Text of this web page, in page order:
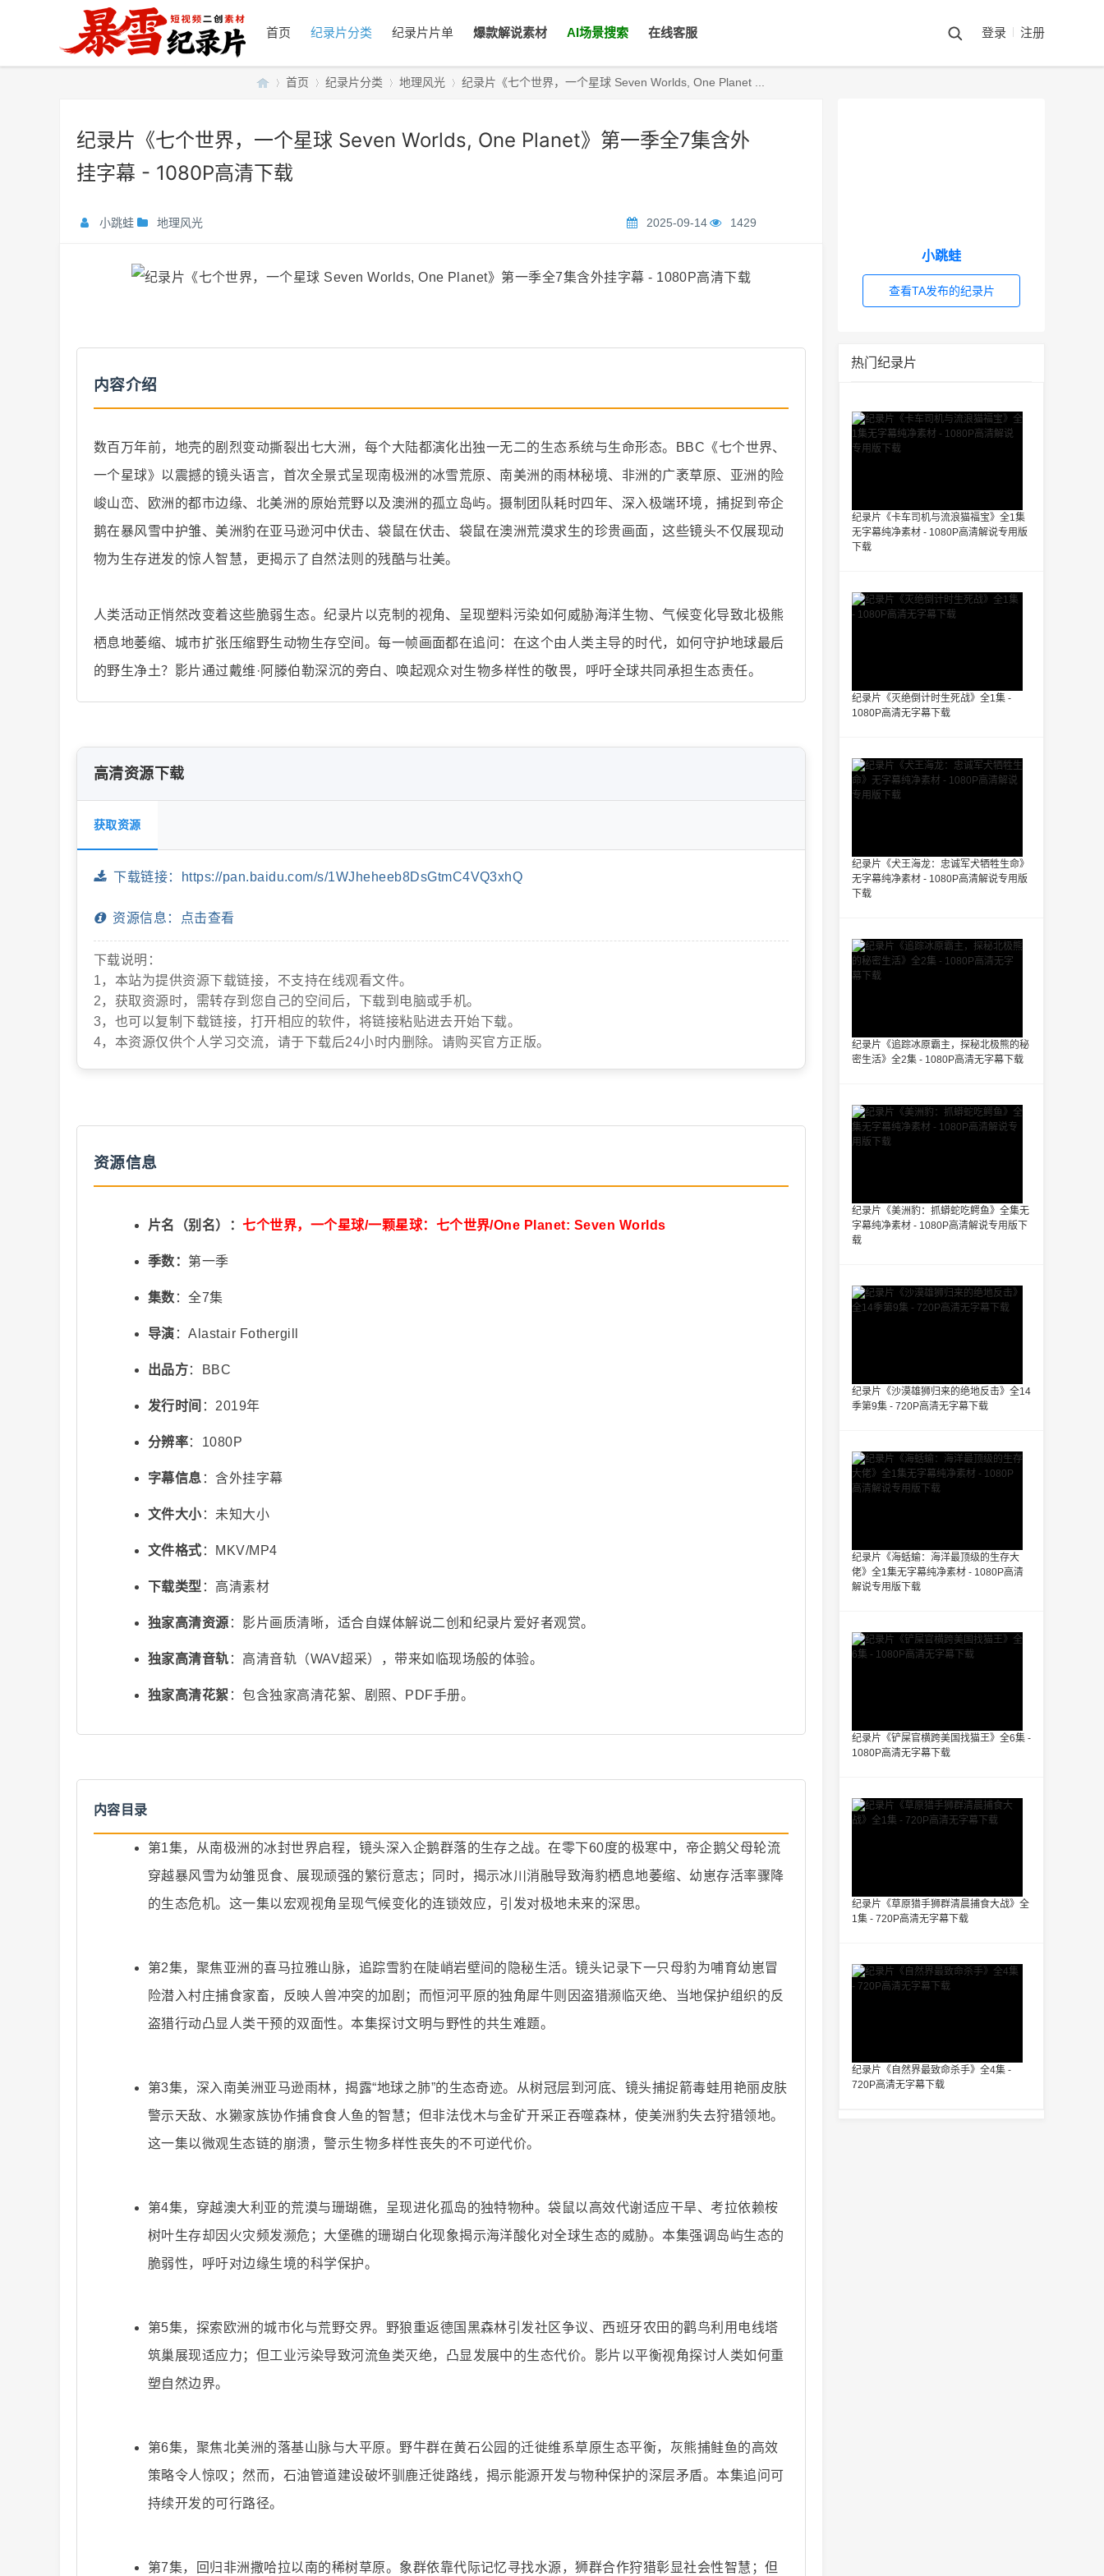
首页 纪录片分类 纪录片片单 爆款解说素材 AI场景搜索 在线客服 登录 注册
纪
录
-
视
爆
款
创
首页
›
纪录片分类 地理风光 纪录片《七个世界，一个星球 Seven Worlds, One Planet ...
纪录片《七个世界，一个星球 Seven Worlds, One Planet》第一季全7集含外
挂字幕 - 1080P高清下载
小跳蛙 地理风光 2025-09-14 1429
内容介绍
数百万年前，地壳的剧烈变动撕裂出七大洲，每个大陆都演化出独一无二的生态系统与生命形态。BBC《七个世界、
一个星球》以震撼的镜头语言，首次全景式呈现南极洲的冰雪荒原、南美洲的雨林秘境、非洲的广袤草原、亚洲的险
峻山峦、欧洲的都市边缘、北美洲的原始荒野以及澳洲的孤立岛屿。摄制团队耗时四年、深入极端环境，捕捉到帝企
鹅在暴风雪中护雏、美洲豹在亚马逊河中伏击、袋鼠在伏击、袋鼠在澳洲荒漠求生的珍贵画面，这些镜头不仅展现动
物为生存迸发的惊人智慧，更揭示了自然法则的残酷与壮美。
人类活动正悄然改变着这些脆弱生态。纪录片以克制的视角、呈现塑料污染如何威胁海洋生物、气候变化导致北极熊
栖息地萎缩、城市扩张压缩野生动物生存空间。每一帧画面都在追问：在这个由人类主导的时代，如何守护地球最后
的野生净土？影片通过戴维·阿滕伯勒深沉的旁白、唤起观众对生物多样性的敬畏，呼吁全球共同承担生态责任。
高清资源下载
获取资源
下载链接：https://pan.baidu.com/s/1WJheheeb8DsGtmC4VQ3xhQ
资源信息：点击查看
下载说明：
1，本站为提供资源下载链接，不支持在线观看文件。
2，获取资源时，需转存到您自己的空间后，下载到电脑或手机。
3，也可以复制下载链接，打开相应的软件，将链接粘贴进去开始下载。
4，本资源仅供个人学习交流，请于下载后24小时内删除。请购买官方正版。
资源信息
片名（别名）：七个世界，一个星球/一颗星球：七个世界/One Planet: Seven Worlds
季数： 第一季
集数 ：全7集
导演 ：Alastair Fothergill
出品方：BBC
发行时间 ：2019年
分辨率：1080P
字幕信息 ：含外挂字幕
文件大小：未知大小
文件格式 ：MKV/MP4
下载类型 ：高清素材
独家高清资源 ：影片画质清晰，适合自媒体解说二创和纪录片爱好者观赏。
独家高清音轨 ：高清音轨（WAV超采），带来如临现场般的体验。
独家高清花絮 ：包含独家高清花絮、剧照、PDF手册。
内容目录
第1集，从南极洲的冰封世界启程，镜头深入企鹅群落的生存之战。在零下60度的极寒中，帝企鹅父母轮流
穿越暴风雪为幼雏觅食、展现顽强的繁衍意志；同时，揭示冰川消融导致海豹栖息地萎缩、幼崽存活率骤降
的生态危机。这一集以宏观视角呈现气候变化的连锁效应，引发对极地未来的深思。
第2集，聚焦亚洲的喜马拉雅山脉，追踪雪豹在陡峭岩壁间的隐秘生活。镜头记录下一只母豹为哺育幼崽冒
险潜入村庄捕食家畜，反映人兽冲突的加剧；而恒河平原的独角犀牛则因盗猎濒临灭绝、当地保护组织的反
盗猎行动凸显人类干预的双面性。本集探讨文明与野性的共生难题。
第3集，深入南美洲亚马逊雨林，揭露“地球之肺”的生态奇迹。从树冠层到河底、镜头捕捉箭毒蛙用艳丽皮肤
警示天敌、水獭家族协作捕食食人鱼的智慧；但非法伐木与金矿开采正吞噬森林，使美洲豹失去狩猎领地。
这一集以微观生态链的崩溃，警示生物多样性丧失的不可逆代价。
第4集，穿越澳大利亚的荒漠与珊瑚礁，呈现进化孤岛的独特物种。袋鼠以高效代谢适应干旱、考拉依赖桉
树叶生存却因火灾频发濒危；大堡礁的珊瑚白化现象揭示海洋酸化对全球生态的威胁。本集强调岛屿生态的
脆弱性，呼吁对边缘生境的科学保护。
第5集，探索欧洲的城市化与荒野交界。野狼重返德国黑森林引发社区争议、西班牙农田的鹳鸟利用电线塔
筑巢展现适应力；但工业污染导致河流鱼类灭绝，凸显发展中的生态代价。影片以平衡视角探讨人类如何重
塑自然边界。
第6集，聚焦北美洲的落基山脉与大平原。野牛群在黄石公园的迁徙维系草原生态平衡，灰熊捕鲑鱼的高效
策略令人惊叹；然而，石油管道建设破坏驯鹿迁徙路线，揭示能源开发与物种保护的深层矛盾。本集追问可
持续开发的可行路径。
第7集，回归非洲撒哈拉以南的稀树草原。象群依靠代际记忆寻找水源，狮群合作狩猎彰显社会性智慧；但
小跳蛙
查看TA发布的纪录片
热门纪录片
纪录片《卡车司机与流浪猫福宝》全1集
无字幕纯净素材 - 1080P高清解说专用版
下载
纪录片《灭绝倒计时生死战》全1集 -
1080P高清无字幕下载
纪录片《犬王海龙：忠诚军犬牺牲生命》
无字幕纯净素材 - 1080P高清解说专用版
下载
纪录片《追踪冰原霸主，探秘北极熊的秘
密生活》全2集 - 1080P高清无字幕下载
纪录片《美洲豹：抓蟒蛇吃鳄鱼》全集无
字幕纯净素材 - 1080P高清解说专用版下
载
纪录片《沙漠雄狮归来的绝地反击》全14
季第9集 - 720P高清无字幕下载
纪录片《海蛞蝓：海洋最顶级的生存大
佬》全1集无字幕纯净素材 - 1080P高清
解说专用版下载
纪录片《铲屎官横跨美国找猫王》全6集 -
1080P高清无字幕下载
纪录片《草原猎手狮群清晨捕食大战》全
1集 - 720P高清无字幕下载
纪录片《自然界最致命杀手》全4集 -
720P高清无字幕下载